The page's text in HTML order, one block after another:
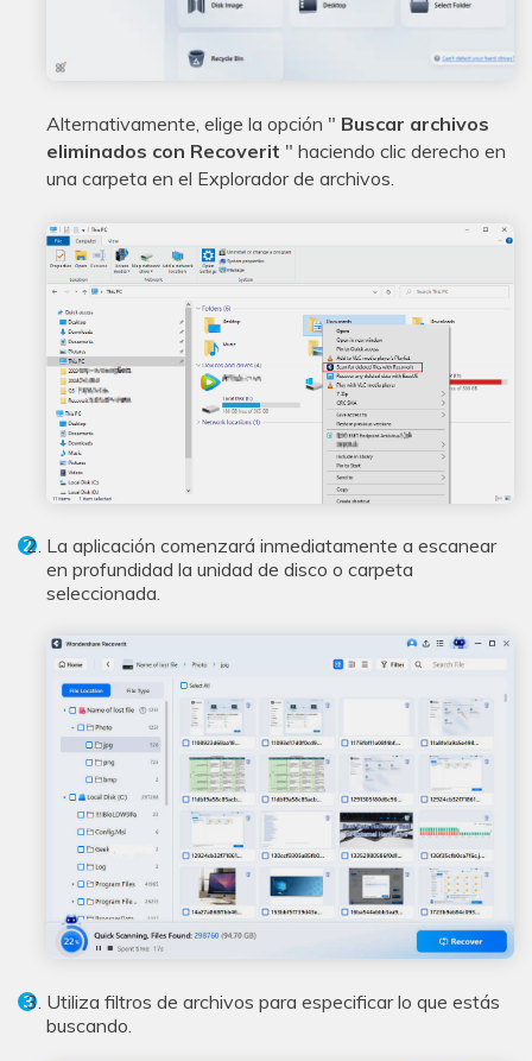
Alternativamente, elige la opción " Buscar archivos
eliminados con Recoverit " haciendo clic derecho en
una carpeta en el Explorador de archivos.
La aplicación comenzará inmediatamente a escanear
en profundidad la unidad de disco o carpeta
seleccionada.
Utiliza filtros de archivos para especificar lo que estás
buscando.